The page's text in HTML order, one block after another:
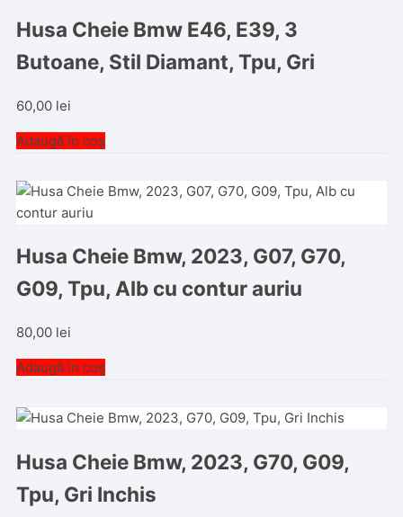
Husa Cheie Bmw E46, E39, 3
Butoane, Stil Diamant, Tpu, Gri
60,00 lei
Adaugă în coș
Husa Cheie Bmw, 2023, G07, G70,
G09, Tpu, Alb cu contur auriu
80,00 lei
Adaugă în coș
Husa Cheie Bmw, 2023, G70, G09,
Tpu, Gri Inchis